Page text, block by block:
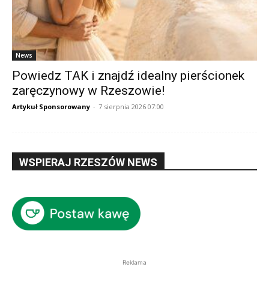
News
Powiedz TAK i znajdź idealny pierścionek
zaręczynowy w Rzeszowie!
Artykuł Sponsorowany - 7 sierpnia 2026 07:00
WSPIERAJ RZESZÓW NEWS
Reklama